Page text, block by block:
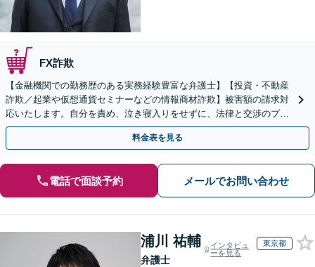
FX詐欺
【金融機関での勤務歴のある実務経験豊富な弁護士】【投資・不動産
詐欺／起業や仮想通貨セミナーなどの情報商材詐欺】被害額の請求対
応いたします。自分を責め、泣き寝入りをせずに、法律と交渉のプロ
にまずはご相談ください。【表参道駅から徒歩3分】
料金表を見る
電話で面談予約 メールでお問い合わせ
浦川 祐輔
弁護士
インタビュ
ーを見る
東京都